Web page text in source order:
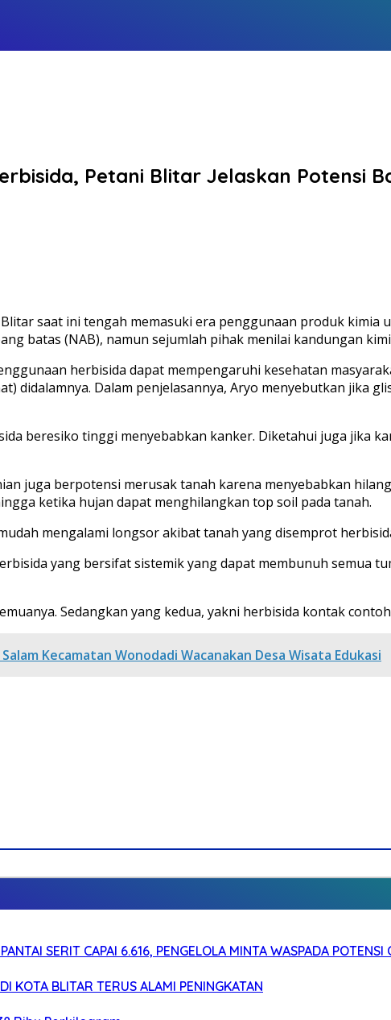
Petani Blitar Jelaskan Potensi
saat ini tengah memasuki era penggunaan produk kimia
batas (NAB), namun sejumlah pihak menilai kandungan
herbisida dapat mempengaruhi kesehatan
didalamnya. Dalam penjelasannya, Aryo menyebutkan jika
beresiko tinggi menyebabkan kanker. Diketahui juga jika
juga berpotensi merusak tanah karena menyebabkan
ketika hujan dapat menghilangkan top soil pada tanah.
mengalami longsor akibat tanah yang disemprot
yang bersifat sistemik yang dapat membunuh semua
Sedangkan yang kedua, yakni herbisida kontak
Kecamatan Wonodadi Wacanakan Desa Wisata Edukasi
SERIT CAPAI 6.616, PENGELOLA MINTA WASPADA POTENSI
KOTA BLITAR TERUS ALAMI PENINGKATAN